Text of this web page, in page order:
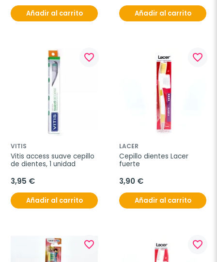
Añadir al carrito Añadir al carrito
favorite_border
VITIS
Vitis access suave cepillo
de dientes, 1 unidad
3,95 €
Añadir al carrito
favorite_border
LACER
Cepillo dientes Lacer
fuerte
3,90 €
Añadir al carrito
favorite_border favorite_border